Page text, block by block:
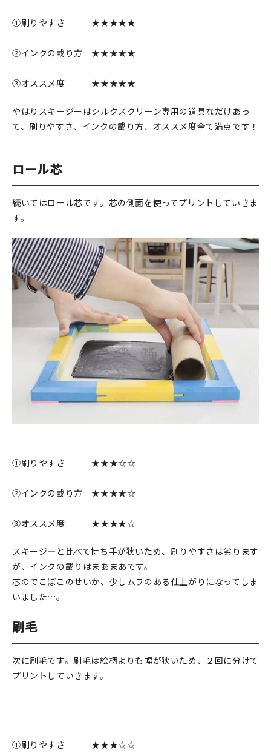
よくある質問
お問い合わせ
①刷りやすさ ★★★★★
②インクの載り方 ★★★★★
③オススメ度 ★★★★★
やはりスキージーはシルクスクリーン専用の道具なだけあっ
て、刷りやすさ、インクの載り方、オススメ度全て満点です！
ロール芯
続いてはロール芯です。芯の側面を使ってプリントしていきま
す。
①刷りやすさ ★★★☆☆
②インクの載り方 ★★★★☆
③オススメ度 ★★★★☆
スキージ―と比べて持ち手が狭いため、刷りやすさは劣ります
が、インクの載りはまあまあです。
芯のでこぼこのせいか、少しムラのある仕上がりになってしま
いました…。
刷毛
次に刷毛です。刷毛は絵柄よりも幅が狭いため、２回に分けて
プリントしていきます。
①刷りやすさ ★★★☆☆